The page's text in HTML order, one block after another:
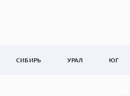
СИБИРЬ УРАЛ ЮГ